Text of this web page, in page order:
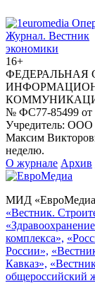
Журнал. Вестник
экономики
16+
ФЕДЕРАЛЬНАЯ
№ ФС77-85499 от
Учредитель: ООО
Максим
неделю.
О журнале Архив
МИД
«Вестник.
комплекса»,
России»,
Кавказ»,
общероссийский